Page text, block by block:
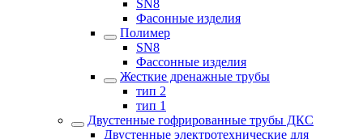
SN8
Фасонные изделия
Полимер
SN8
Фассонные изделия
Жесткие дренажные трубы
тип 2
тип 1
Двустенные гофрированные трубы ДКС
Двустенные электротехнические для